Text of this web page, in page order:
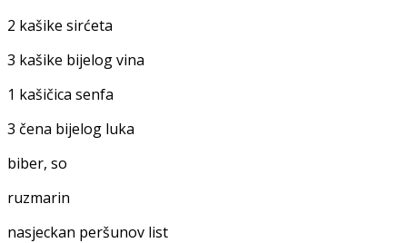
2 kašike sirćeta
3 kašike bijelog vina
1 kašičica senfa
3 čena bijelog luka
biber, so
ruzmarin
nasjeckan peršunov list